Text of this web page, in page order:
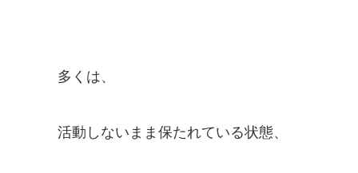
多くは、
活動しないまま保たれている状態、